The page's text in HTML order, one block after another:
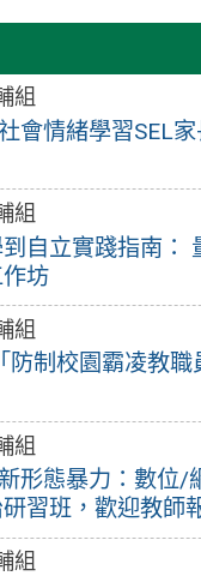
組
會情緒學習SEL
組
自立實踐指南：
坊
組
防制校園霸凌教職
組
形態暴力：數位/
習班，歡迎教師
組